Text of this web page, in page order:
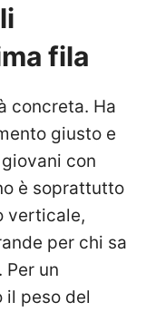
fila
concreta. Ha
giusto e
con
è soprattutto
verticale,
per chi sa
un
il peso del